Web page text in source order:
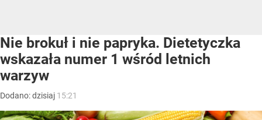
Nie brokuł i nie papryka. Dietetyczka
wskazała numer 1 wśród letnich
warzyw
Dodano:dzisiaj 15:21